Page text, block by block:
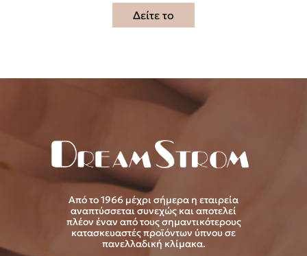
Δείτε το
Από το 1966 μέχρι σήμερα η εταιρεία
αναπτύσσεται συνεχώς και αποτελεί
πλέον έναν από τους σημαντικότερους
κατασκευαστές προϊόντων ύπνου σε
πανελλαδική κλίμακα.